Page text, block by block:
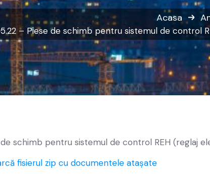
Acasa
– Piese de schimb pentru sistemul de control
schimb pentru sistemul de control REH (reglaj
fisierul zip cu documentele atașate